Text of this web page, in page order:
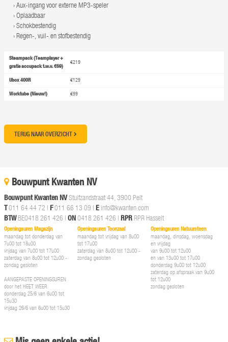
Aux-ingang voor externe MP3-speler
Oplaadbaar
Schokbestendig
Regen-, vuil- en stofbestendig
Steampack (Teamplayer +
gratis accupack t.w.v. €69)
€219
Ubox 400R €129
Worktube (Nieuw!) €99
TERUG NAAR OVERZICHT
Bouwpunt Kwanten NV
Bouwpunt Kwanten NVStuifzandstraat 44, 3900 Pelt
T011 64 44 72 | F011 66 13 09 | E info@kwanten.com
BTWBE0418 261 426 | ON0418 261 426 | RPR RPR Hasselt
Openingsuren Magazijn
maandag tot donderdag van
7u00 tot 18u00
vrijdag van 7u00 tot 17u00
zaterdag van 8u00 tot 12u00 -
zondag gesloten
AANGEPASTE OPENINGSUREN
door het HEET WEER
donderdag 25/6 van 6u00 tot
15u30
vrijdag 26/6 van 6u00 tot 15u30
Openingsuren Toonzaal
maandag tot vrijdag van 8u00
tot 17u00
zaterdag van 8u00 tot 12u00 -
zondag gesloten
Openingsuren Natuursteen
maandag, dinsdag, woensdag
en vrijdag
van 9u00 tot 12u00
en van 13u00 tot 17u00
donderdag 9u00 tot 12u00
zaterdag op afspraak van 9u00
tot 12u00
zondag gesloten